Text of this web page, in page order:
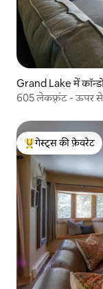
Grand Lake में
605 लेकफ़्रंट - ऊपर से
गेस्ट्स का टॉप फ़ेवरेट
गेस्ट्स की फ़ेवरेट